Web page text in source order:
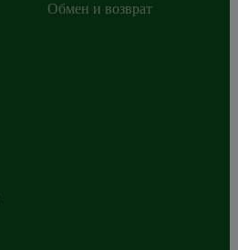
Обмен и возврат